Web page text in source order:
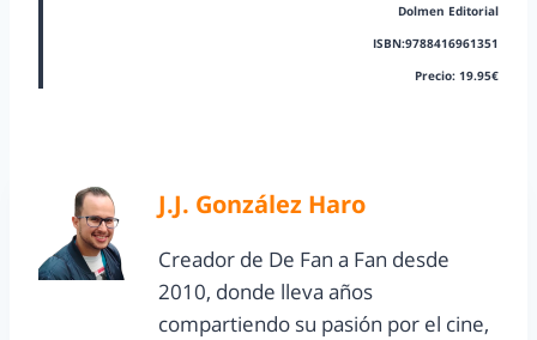
Dolmen Editorial
ISBN:9788416961351
Precio: 19.95€
J.J. González Haro
Creador de De Fan a Fan desde
2010, donde lleva años
compartiendo su pasión por el cine,